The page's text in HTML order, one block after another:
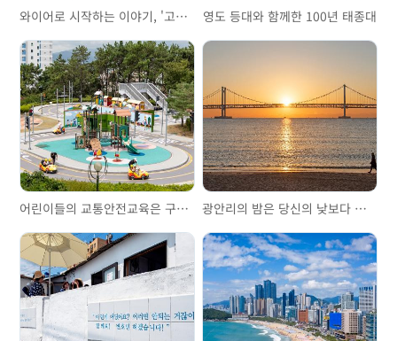
와이어로 시작하는 이야기, '고려제강기념관'을 걷다 영도 등대와 함께한 100년 태종대
어린이들의 교통안전교육은 구포어린이교통공원에서 광안리의 밤은 당신의 낮보다 아름답다